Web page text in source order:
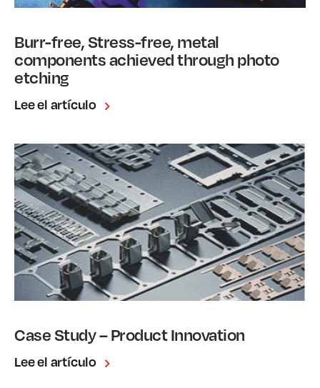
Burr-free, Stress-free, metal
components achieved through photo
etching
Lee el artículo
Case Study – Product Innovation
Lee el artículo